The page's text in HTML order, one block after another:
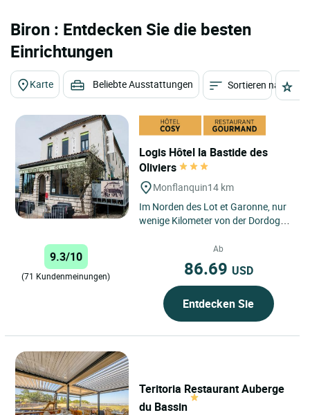
Biron : Entdecken Sie die besten
Einrichtungen
Karte Beliebte Ausstattungen Sortieren nach
Logis Hôtel la Bastide des
Oliviers
Monflanquin14 km
Im Norden des Lot et Garonne, nur
wenige Kilometer von der Dordogne
von Monflanquin erwartet...
9.3/10
(71 Kundenmeinungen)
Ab
86.69 USD
Entdecken Sie
Teritoria Restaurant Auberge
du Bassin